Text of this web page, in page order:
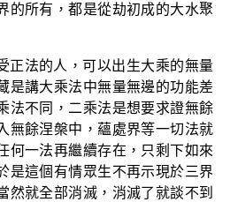
的所有，都是從劫初成的大水聚
正法的人，可以出生大乘的無量
是講大乘法中無量無邊的功能差
法不同，二乘法是想要求證無餘
無餘涅槃中，蘊處界等一切法就
何一法再繼續存在，只剩下如來
是這個有情眾生不再示現於三界
然就全部消滅，消滅了就談不到